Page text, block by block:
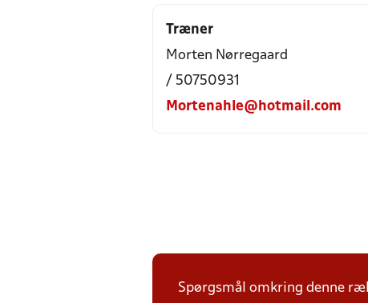
Træner
Morten Nørregaard
/ 50750931
Mortenahle@hotmail.com
Spørgsmål omkring denne